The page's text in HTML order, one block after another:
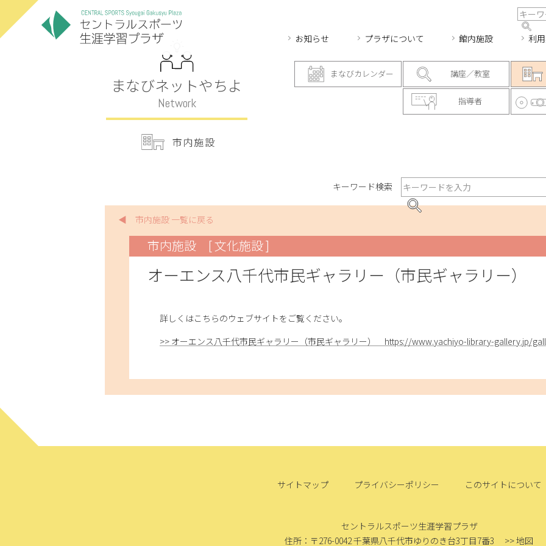
お知らせ プラザについて 館内施設 利
まなびネットやちよ
Network
市内施設
まなびカレンダー 講座／教室
指導者
キーワード検索
◀ 市内施設 一覧に戻る
市内施設 [ 文化施設 ]
オーエンス八千代市民ギャラリー（市民ギャラリー）
詳しくはこちらのウェブサイトをご覧ください。
>> オーエンス八千代市民ギャラリー（市民ギャラリー） https://www.yachiyo-library-gallery.jp/
サイトマップ プライバシーポリシー このサイトについて
セントラルスポーツ生涯学習プラザ
住所：〒276-0042千葉県八千代市ゆりのき台3丁目7番3 >> 地図